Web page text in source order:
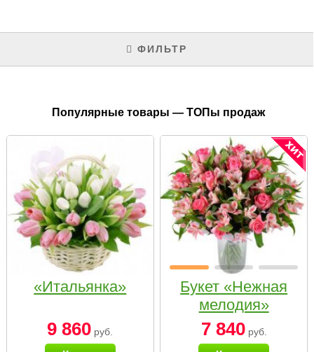
ФИЛЬТР
Популярные товары — ТОПы продаж
«Итальянка»
9 860 руб.
Букет «Нежная
мелодия»
7 840руб.